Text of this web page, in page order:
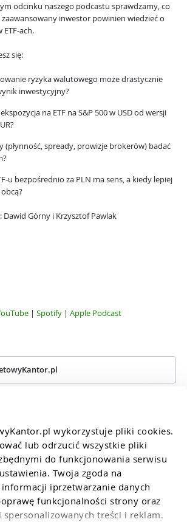
wykorzystuje pliki cookies.
lub odrzucić wszystkie pliki
do funkcjonowania serwisu
Twoja zgoda na
iprzetwarzanie danych
funkcjonalności strony oraz
spersonalizowanych treści i reklam.
odcinku naszego podcastu sprawdzamy, co
inwestor powinien wiedzieć o
ach.
się:
ryzyka walutowego może drastycznie
inwestycyjny?
na ETF na S&P 500 w USD od wersji
(płynność, spready, prowizje brokerów) badać
u bezpośrednio za PLN ma sens, a kiedy lepiej
Dawid Górny i Krzysztof Pawlak
| Spotify | Apple Podcast